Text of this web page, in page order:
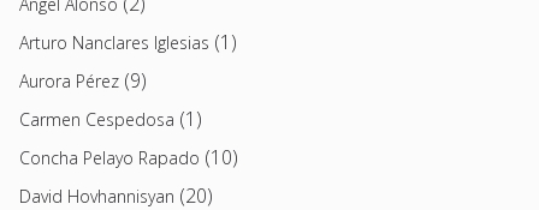
Arturo Nanclares Iglesias (1)
Aurora Pérez (9)
Carmen Cespedosa (1)
Concha Pelayo Rapado (10)
David Hovhannisyan (20)